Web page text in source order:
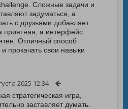
Сложные задачи и
задуматься, а
с друзьями добавляет
приятная, а интерфейс
Отличный способ
прокачать свои навыки
2025 12:34
стратегическая игра,
заставляет думать.